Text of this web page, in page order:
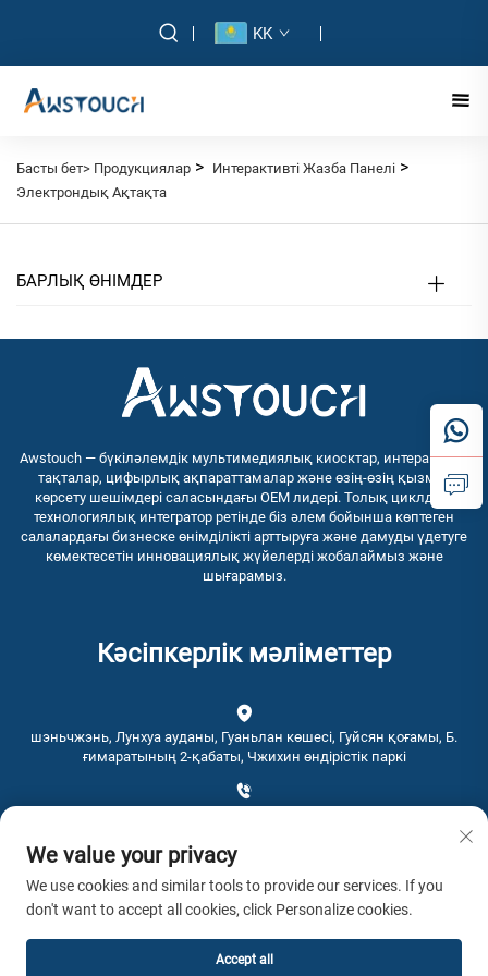
KK
Басты бет> Продукциялар > Интерактивті Жазба Панелі >
Электрондық Ақтақта
БАРЛЫҚ ӨНІМДЕР
Awstouch — бүкіләлемдік мультимедиялық киосктар, интерактивті
тақталар, цифырлық ақпараттамалар және өзің-өзің қызмет
көрсету шешімдері саласындағы OEM лидері. Толық циклдық
технологиялық интегратор ретінде біз әлем бойынша көптеген
салалардағы бизнеске өнімділікті арттыруға және дамуды үдетуге
көмектесетін инновациялық жүйелерді жобалаймыз және
шығарамыз.
Кәсіпкерлік мәліметтер
шэньчжэнь, Лунхуа ауданы, Гуаньлан көшесі, Гуйсян қоғамы, Б.
ғимаратының 2-қабаты, Чжихин өндірістік паркі
[email protected]
We value your privacy
We use cookies and similar tools to provide our services. If you
don't want to accept all cookies, click Personalize cookies.
Accept all